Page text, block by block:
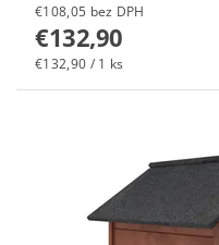
€108,05 bez DPH
€132,90
€132,90 / 1 ks